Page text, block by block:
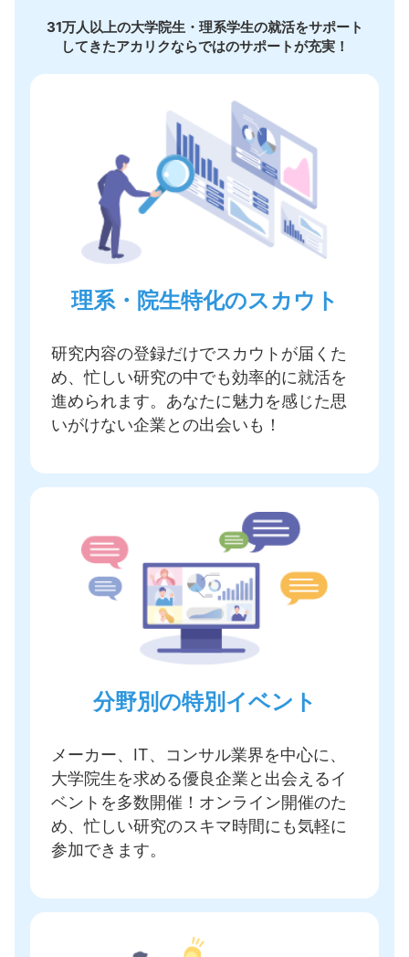
31万人以上の大学院生・理系学生の就活をサポート
してきたアカリクならではのサポートが充実！
理系・院生特化のスカウト
研究内容の登録だけでスカウトが届く た
め、忙しい研究の中でも効率的に就活を
進められます。あなたに魅力を感じた思
いがけない企業との出会いも！
分野別の特別イベント
メーカー、IT、コンサル業界を中心に、
大学院生を求める優良企業と出会えるイ
ベントを多数開催 ！オンライン開催のた
め、忙しい研究のスキマ時間にも気軽に
参加できます。